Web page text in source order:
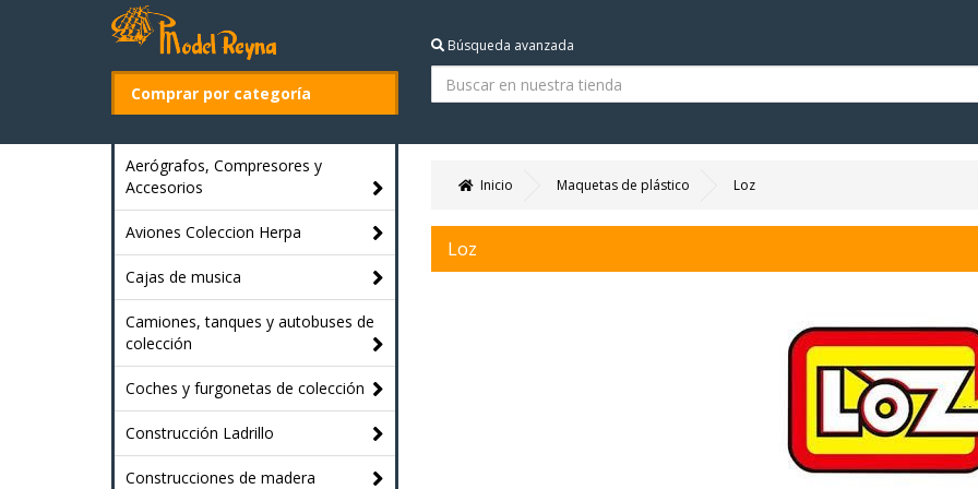
Comprar por categoría
Búsqueda avanzada
Aerógrafos, Compresores y
Accesorios
Aviones Coleccion Herpa
Cajas de musica
Camiones, tanques y autobuses de
colección
Coches y furgonetas de colección
Construcción Ladrillo
Construcciones de madera
Inicio Maquetas de plástico Loz
Loz